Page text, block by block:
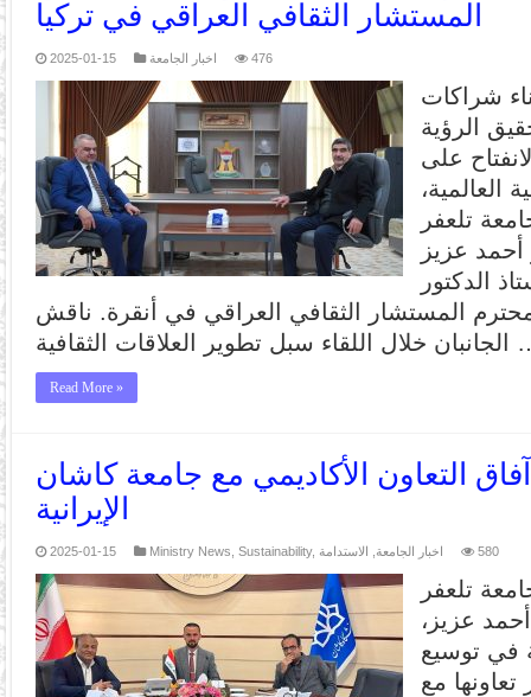
المستشار الثقافي العراقي في تركيا
2025-01-15 اخبار الجامعة 476
شراكات
الرؤية
على
العالمية،
تلعفر
أحمد عزيز
الدكتور
المستشار الثقافي العراقي في أنقرة. ناقش
الثقافية …
Read More »
التعاون الأكاديمي مع جامعة كاشان
الإيرانية
2025-01-15 Ministry News ,Sustainability, اخبار الجامعة الاستدامة 580
تلعفر
أحمد عزيز،
في توسيع
تعاونها مع